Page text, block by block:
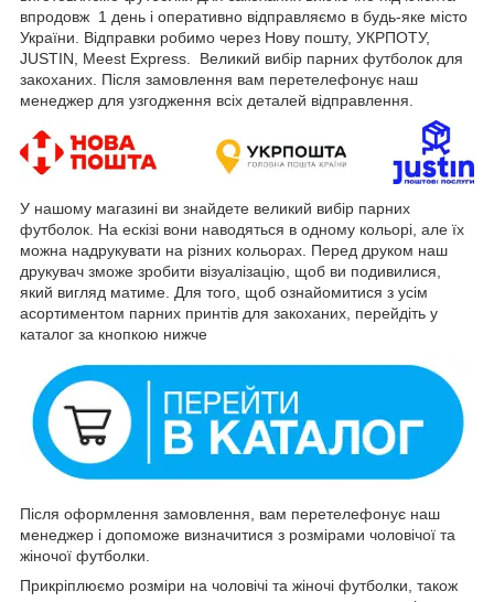
впродовж 1 день і оперативно відправляємо в будь-яке місто
України. Відправки робимо через Нову пошту, УКРПОТУ,
JUSTIN, Meest Express. Великий вибір парних футболок для
закоханих. Після замовлення вам перетелефонує наш
менеджер для узгодження всіх деталей відправлення.
У нашому магазині ви знайдете великий вибір парних
футболок. На ескізі вони наводяться в одному кольорі, але їх
можна надрукувати на різних кольорах. Перед друком наш
друкувач зможе зробити візуалізацію, щоб ви подивилися,
який вигляд матиме. Для того, щоб ознайомитися з усім
асортиментом парних принтів для закоханих, перейдіть у
каталог за кнопкою нижче
Після оформлення замовлення, вам перетелефонує наш
менеджер і допоможе визначитися з розмірами чоловічої та
жіночої футболки.
Прикріплюємо розміри на чоловічі та жіночі футболки, також